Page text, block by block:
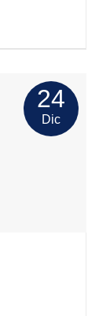
24
Dic